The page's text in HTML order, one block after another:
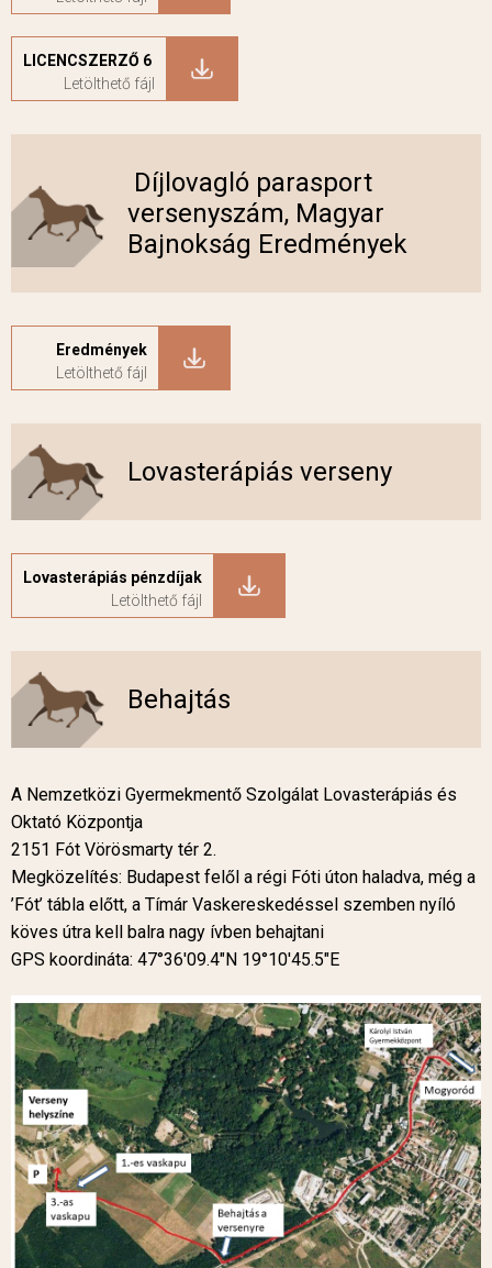
LICENCSZERZŐ 6
Díjlovagló parasport
versenyszám, Magyar
Bajnokság Eredmények
Eredmények
Lovasterápiás verseny
Lovasterápiás pénzdíjak
Behajtás
A Nemzetközi Gyermekmentő Szolgálat Lovasterápiás és
Oktató Központja
2151 Fót Vörösmarty tér 2.
Megközelítés: Budapest felől a régi Fóti úton haladva, még a
’Fót’ tábla előtt, a Tímár Vaskereskedéssel szemben nyíló
köves útra kell balra nagy ívben behajtani
GPS koordináta: 47°36'09.4"N 19°10'45.5"E